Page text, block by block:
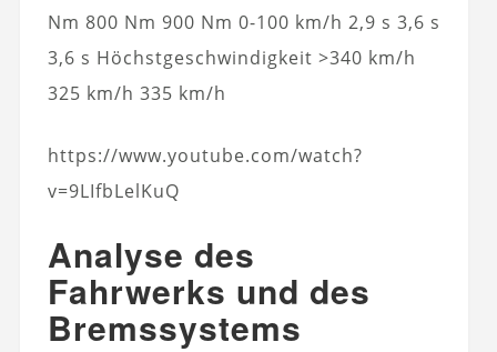
Nm 800 Nm 900 Nm 0-100 km/h 2,9 s 3,6 s
3,6 s Höchstgeschwindigkeit >340 km/h
325 km/h 335 km/h
https://www.youtube.com/watch?
v=9LIfbLelKuQ
Analyse des
Fahrwerks und des
Bremssystems